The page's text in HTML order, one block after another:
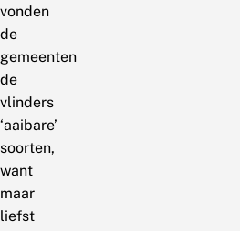
vonden
de
gemeenten
de
vlinders
‘aaibare’
soorten,
want
maar
liefst